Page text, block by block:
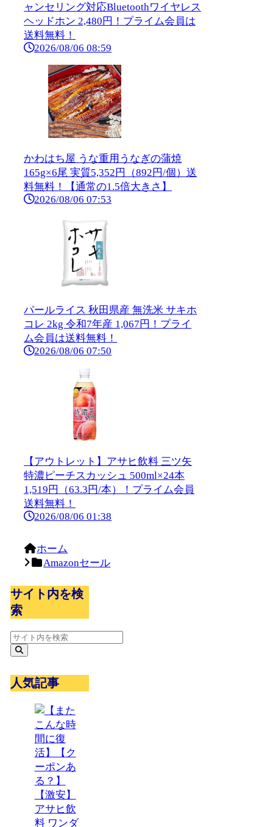
ャンセリング対応Bluetoothワイヤレス
ヘッドホン 2,480円！プライム会員は
送料無料！
2026/08/06 08:59
かわはち屋 うな重用うなぎの蒲焼
165g×6尾 実質5,352円（892円/個）送
料無料！【通常の1.5倍大きさ】
2026/08/06 07:53
パールライス 秋田県産 無洗米 サキホ
コレ 2kg 令和7年産 1,067円！プライ
ム会員は送料無料！
2026/08/06 07:50
【アウトレット】アサヒ飲料 三ツ矢
特濃ピーチスカッシュ 500ml×24本
1,519円（63.3円/本）！プライム会員
送料無料！
2026/08/06 01:38
ホーム
Amazonセール
サイト内を検
索
人気記事